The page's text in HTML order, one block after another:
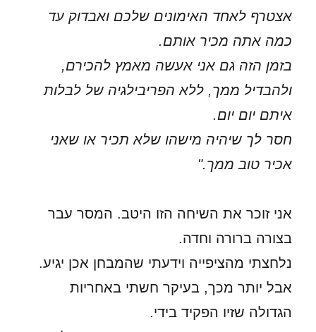
אצטרף לאחד האימונים שלכם ואבדוק עד
כמה אתה מכיר אותם.
בזמן הזה גם אני אעשה מאמץ להכירם,
ולהבדיל ממך, ללא הפריבילגיה של לבלות
איתם יום יום.
חסר לך שיהיה מישהו שלא תכיר או שאני
אכיר טוב ממך."
אני זוכר את השיחה הזו היטב. המסר עבר
בצורה ברורה וחדה.
נלחצתי מהציפייה וידעתי שהמבחן אכן יגיע.
אבל יותר מכך, בעיקר חשתי באחריות
הגדולה שזיו הפקיד בידי.